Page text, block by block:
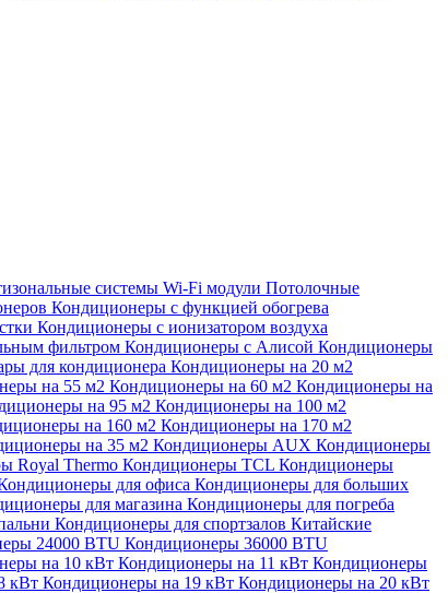
системы Wi-Fi модули Потолочные
Кондиционеры с функцией обогрева
Кондиционеры с ионизатором воздуха
фильтром Кондиционеры с Алисой Кондиционеры
для кондиционера Кондиционеры на 20 м2
на 55 м2 Кондиционеры на 60 м2 Кондиционеры на
на 95 м2 Кондиционеры на 100 м2
на 160 м2 Кондиционеры на 170 м2
на 35 м2 Кондиционеры AUX Кондиционеры
Royal Thermo Кондиционеры TCL Кондиционеры
для офиса Кондиционеры для больших
для магазина Кондиционеры для погреба
Кондиционеры для спортзалов Китайские
24000 BTU Кондиционеры 36000 BTU
на 10 кВт Кондиционеры на 11 кВт Кондиционеры
кВт Кондиционеры на 19 кВт Кондиционеры на 20 кВт